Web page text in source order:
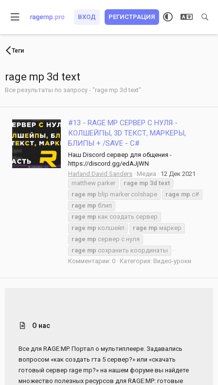
ВХОД РЕГИСТРАЦИЯ
Теги
rage mp 3d text
Все результаты по запросу - "rage mp 3d text"
#13 - RAGE MP СЕРВЕР С НУЛЯ -
КОЛШЕЙПЫ, 3D ТЕКСТ, МАРКЕРЫ,
БЛИПЫ + /SAVE - C#
Наш Discord сервер для общения -
https://discord.gg/edAJjWN
Harland David Sanders
Медиа
12 Дек 2021
matthew parker
rage mp 3d text
rage mp blip marker colshape rage mp c#
rage mp блип
rage mp как создать сервер
rage mp колшейп rage mp маркер
rage mp сервер с нуля
rage mp сохранить координаты
Комментарии: 0
Категория: Видео-уроки
О нас
Все для RAGE:MP. Портал о мультиплеере. Задавались
вопросом «как создать гта 5 сервер?» или «скачать
готовый сервер rage mp?» на нашем форуме вы найдете
множество полезных ресурсов для RAGE:MP: готовые